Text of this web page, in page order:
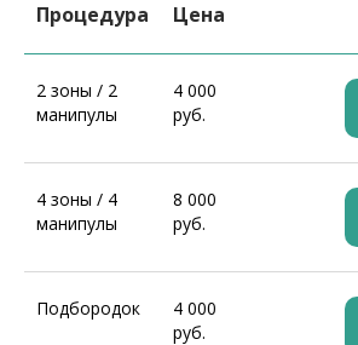
Процедура Цена
2 зоны / 2
манипулы
4 000
руб.
4 зоны / 4
манипулы
8 000
руб.
Подбородок
4 000
руб.